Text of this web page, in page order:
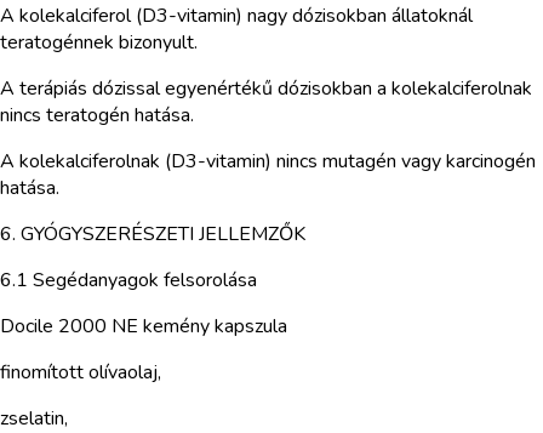
A kolekalciferol (D3-vitamin) nagy dózisokban állatoknál
teratogénnek bizonyult.
A terápiás dózissal egyenértékű dózisokban a kolekalciferolnak
nincs teratogén hatása.
A kolekalciferolnak (D3-vitamin) nincs mutagén vagy karcinogén
hatása.
6. GYÓGYSZERÉSZETI JELLEMZŐK
6.1 Segédanyagok felsorolása
Docile 2000 NE kemény kapszula
finomított olívaolaj,
zselatin,